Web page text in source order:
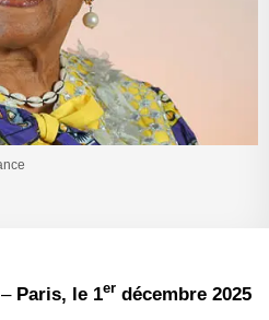
– Paris, le 1er décembre 2025